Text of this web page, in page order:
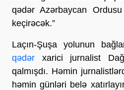
qədər Azərbaycan
keçirəcək.”
Laçın-Şuşa yolunun
qədər xarici jurnalist
qalmışdı. Həmin
həmin günləri belə